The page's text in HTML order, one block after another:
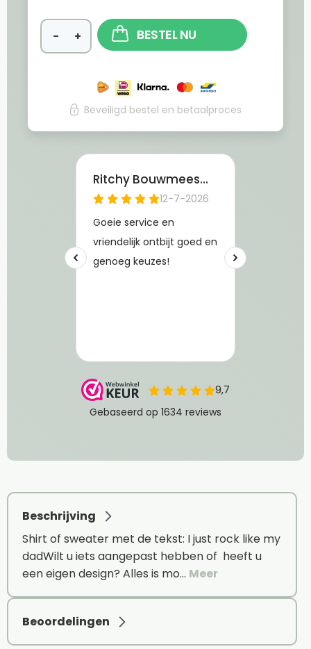
− + BESTEL NU
Beveiligd bestel en betaalproces
Beschrijving
Shirt of sweater met de tekst: I just rock like my
dadWilt u iets aangepast hebben of heeft u
een eigen design? Alles is mo… Meer
Beoordelingen